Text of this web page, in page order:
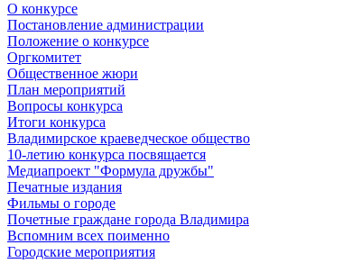
О конкурсе
Постановление администрации
Положение о конкурсе
Оргкомитет
Общественное жюри
План мероприятий
Вопросы конкурса
Итоги конкурса
Владимирское краеведческое общество
10-летию конкурса посвящается
Медиапроект "Формула дружбы"
Печатные издания
Фильмы о городе
Почетные граждане города Владимира
Вспомним всех поименно
Городские мероприятия